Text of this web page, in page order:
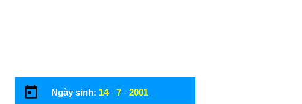
Ngày sinh: 14- 7 - 2001